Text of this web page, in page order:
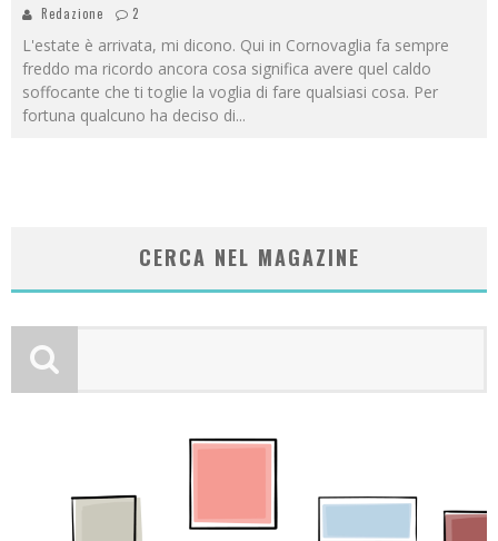
Redazione 2
L'estate è arrivata, mi dicono. Qui in Cornovaglia fa sempre
freddo ma ricordo ancora cosa significa avere quel caldo
soffocante che ti toglie la voglia di fare qualsiasi cosa. Per
fortuna qualcuno ha deciso di...
CERCA NEL MAGAZINE